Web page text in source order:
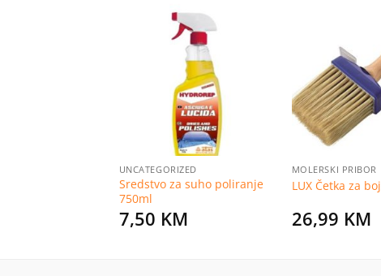
UNCATEGORIZED
Sredstvo za suho poliranje
750ml
7,50 KM
MOLERSKI PRIBOR
LUX Četka za
26,99 KM